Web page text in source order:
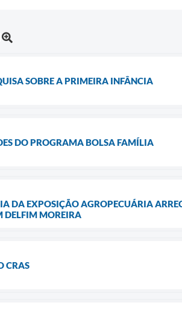
SOBRE A PRIMEIRA INFÂNCIA
DO PROGRAMA BOLSA FAMÍLIA
DA EXPOSIÇÃO AGROPECUÁRIA
DELFIM MOREIRA
CRAS